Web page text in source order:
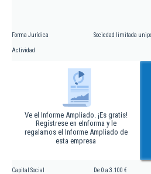
Forma Jurídica Sociedad limitada
Actividad
Ve el Informe Ampliado. ¡Es gratis!
Regístrese en eInforma y le
regalamos el Informe Ampliado de
esta empresa
Capital Social De 0 a 3.100 €